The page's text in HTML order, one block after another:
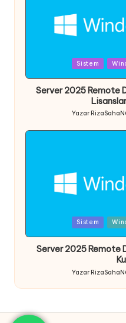
Sistem
Server 2025 Remote
Posted
by
Yazar
Sistem
Server 2025 Remote
Posted
by
Yazar